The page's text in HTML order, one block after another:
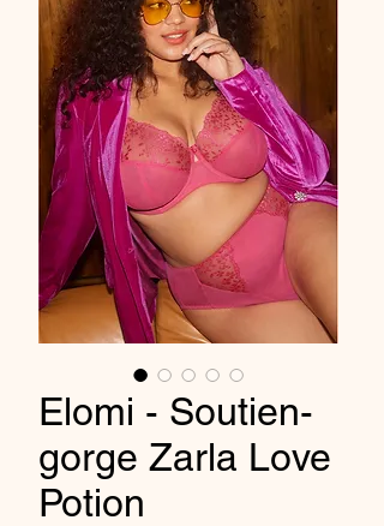
Elomi - Soutien-
gorge Zarla Love
Potion